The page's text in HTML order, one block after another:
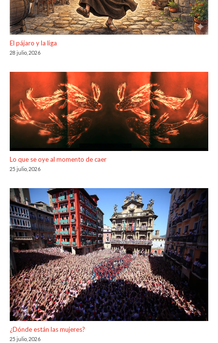
El pájaro y la liga
28 julio, 2026
Lo que se oye al momento de caer
25 julio, 2026
¿Dónde están las mujeres?
25 julio, 2026